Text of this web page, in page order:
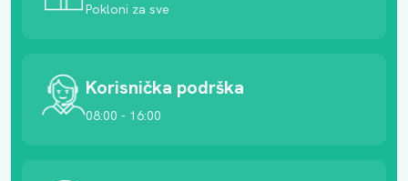
Pokloni za sve
Korisnička podrška
08:00 - 16:00